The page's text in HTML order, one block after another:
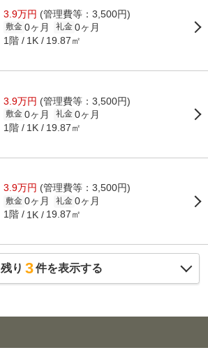
3.9万円 (管理費等：3,500円)
敷金 0ヶ月 礼金 0ヶ月
1階 1K 19.87㎡
3.9万円 (管理費等：3,500円)
敷金 0ヶ月 礼金 0ヶ月
1階 1K 19.87㎡
3.9万円 (管理費等：3,500円)
敷金 0ヶ月 礼金 0ヶ月
1階 1K 19.87㎡
残り 3件を表示する